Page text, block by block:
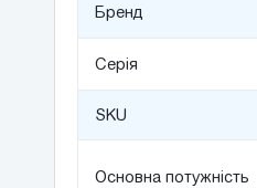
Бренд
Серія
SKU
Основна потужність